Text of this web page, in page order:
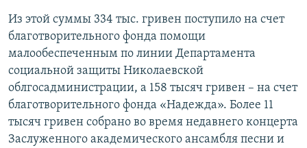
ELIFBE
УКРАИНСКАЯ ПРОБЛЕМА КРЫМА
Все сайты RFE/RL
Из этой суммы 334 тыс. гривен поступило на счет
благотворительного фонда помощи
малообеспеченным по линии Департамента
социальной защиты Николаевской
облгосадминистрации, а 158 тысяч гривен – на счет
благотворительного фонда «Надежда». Более 11
тысяч гривен собрано во время недавнего концерта
Заслуженного академического ансамбля песни и